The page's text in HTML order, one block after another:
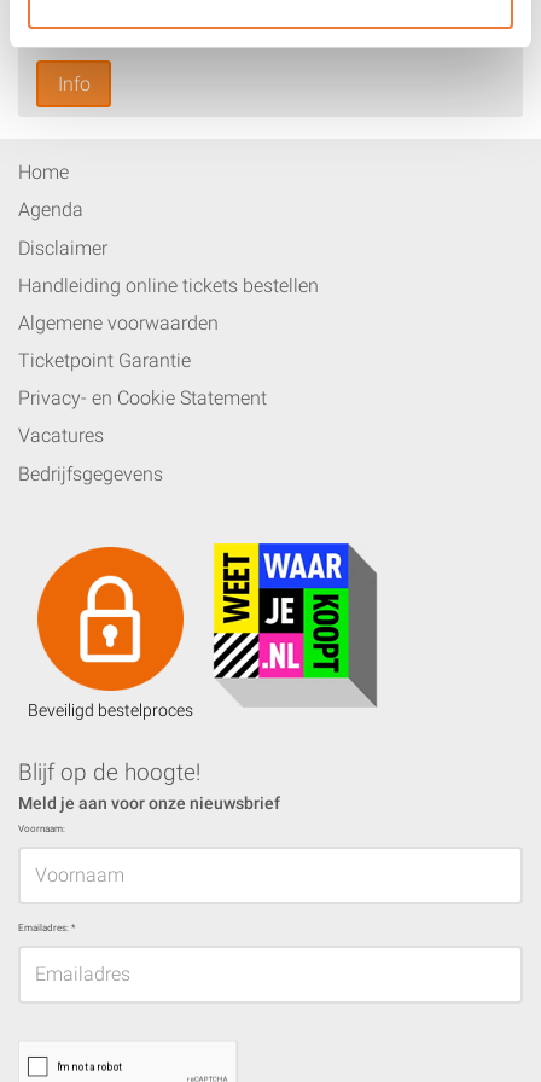
Bora Bora
Info
Home
Agenda
Disclaimer
Handleiding online tickets bestellen
Algemene voorwaarden
Ticketpoint Garantie
Privacy- en Cookie Statement
Vacatures
Bedrijfsgegevens
Beveiligd bestelproces
Blijf op de hoogte!
Meld je aan voor onze nieuwsbrief
Voornaam:
Emailadres: *